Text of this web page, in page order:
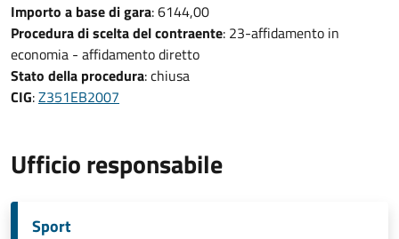
Importo a base di gara: 6144,00
Procedura di scelta del contraente: 23-affidamento in
economia - affidamento diretto
Stato della procedura: chiusa
CIG:Z351EB2007
Ufficio responsabile
Sport